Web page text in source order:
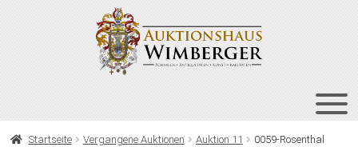
HOME
Startseite Vergangene Auktionen Auktion 11
0059-Rosenthal